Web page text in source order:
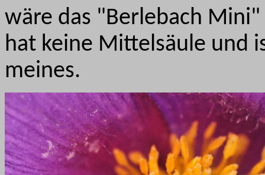
wäre das "Berlebach
hat keine Mittelsäule und
meines.